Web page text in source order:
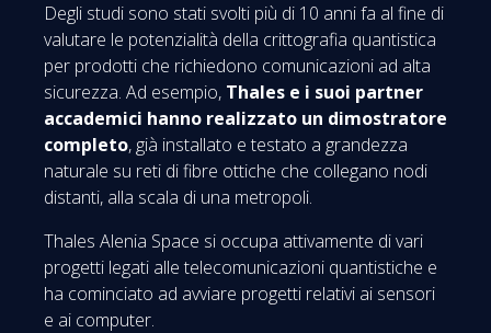
Degli studi sono stati svolti più di 10 anni fa al fine di
valutare le potenzialità della crittografia quantistica
per prodotti che richiedono comunicazioni ad alta
sicurezza. Ad esempio, Thales e i suoi partner
accademici hanno realizzato un dimostratore
completo, già installato e testato a grandezza
naturale su reti di fibre ottiche che collegano nodi
distanti, alla scala di una metropoli.
Thales Alenia Space si occupa attivamente di vari
progetti legati alle telecomunicazioni quantistiche e
ha cominciato ad avviare progetti relativi ai sensori
e ai computer.